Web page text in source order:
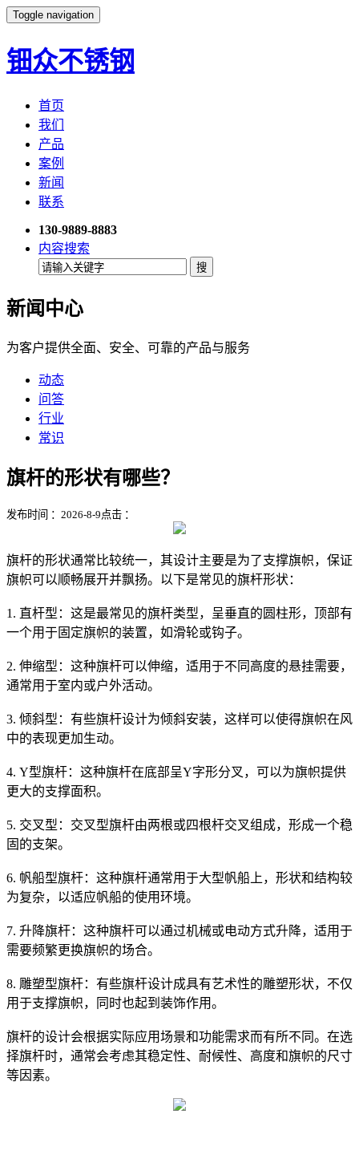
Toggle navigation
钿众不锈钢
首页
我们
产品
案例
新闻
联系
130-9889-8883
内容搜索
新闻中心
为客户提供全面、安全、可靠的产品与服务
动态
问答
行业
常识
旗杆的形状有哪些？
发布时间 ：2026-8-9 点击 ：
旗杆的形状通常比较统一，其设计主要是为了支撑旗帜，保证
旗帜可以顺畅展开并飘扬。以下是常见的旗杆形状：
1. 直杆型：这是最常见的旗杆类型，呈垂直的圆柱形，顶部有
一个用于固定旗帜的装置，如滑轮或钩子。
2. 伸缩型：这种旗杆可以伸缩，适用于不同高度的悬挂需要，
通常用于室内或户外活动。
3. 倾斜型：有些旗杆设计为倾斜安装，这样可以使得旗帜在风
中的表现更加生动。
4. Y型旗杆：这种旗杆在底部呈Y字形分叉，可以为旗帜提供
更大的支撑面积。
5. 交叉型：交叉型旗杆由两根或四根杆交叉组成，形成一个稳
固的支架。
6. 帆船型旗杆：这种旗杆通常用于大型帆船上，形状和结构较
为复杂，以适应帆船的使用环境。
7. 升降旗杆：这种旗杆可以通过机械或电动方式升降，适用于
需要频繁更换旗帜的场合。
8. 雕塑型旗杆：有些旗杆设计成具有艺术性的雕塑形状，不仅
用于支撑旗帜，同时也起到装饰作用。
旗杆的设计会根据实际应用场景和功能需求而有所不同。在选
择旗杆时，通常会考虑其稳定性、耐候性、高度和旗帜的尺寸
等因素。